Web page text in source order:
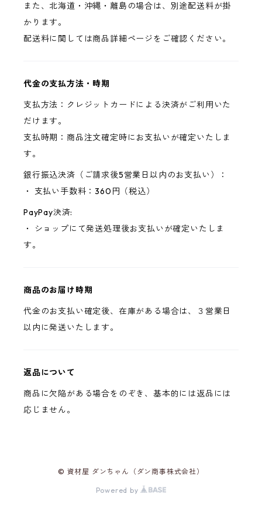
また、北海道・沖縄・離島の場合は、別途配送料が掛
かります。
配送料に関しては商品詳細ページをご確認ください。
代金の支払方法・時期
支払方法：クレジットカードによる決済がご利用いた
だけます。
支払時期：商品注文確定時にお支払いが確定いたしま
す。
銀行振込決済（ご請求後5営業日以内のお支払い）：
・ 支払い手数料：360円（税込）
PayPay決済:
・ ショップにて発送処理後お支払いが確定いたしま
す。
商品のお届け時期
代金のお支払い確定後、在庫がある場合は、３営業日
以内に発送いたします。
返品について
商品に欠陥がある場合をのぞき、基本的には返品には
応じません。
© 資材屋 ダンちゃん（ダン商事株式会社）
Powered by